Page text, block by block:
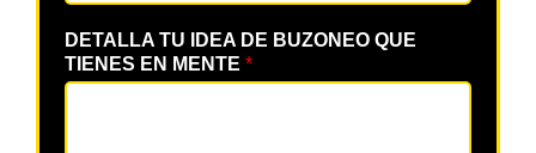
DETALLA TU IDEA DE BUZONEO QUE
TIENES EN MENTE *